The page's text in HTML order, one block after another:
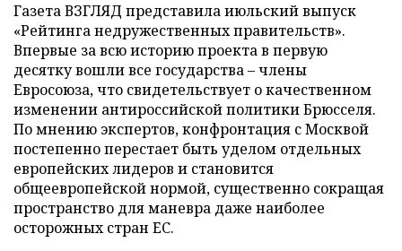
Газета ВЗГЛЯД представила июльский выпуск
«Рейтинга недружественных правительств».
Впервые за всю историю проекта в первую
десятку вошли все государства – члены
Евросоюза, что свидетельствует о качественном
изменении антироссийской политики Брюсселя.
По мнению экспертов, конфронтация с Москвой
постепенно перестает быть уделом отдельных
европейских лидеров и становится
общеевропейской нормой, существенно сокращая
пространство для маневра даже наиболее
осторожных стран ЕС.